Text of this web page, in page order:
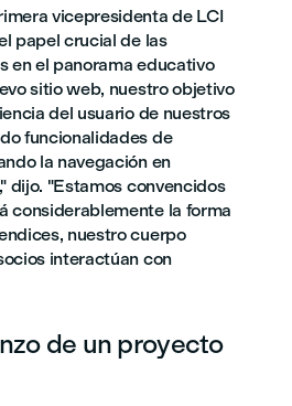
vicepresidenta de LCI
papel crucial de las
en el panorama educativo
sitio web, nuestro objetivo
del usuario de nuestros
funcionalidades de
la navegación en
dijo. "Estamos convencidos
considerablemente la forma
nuestro cuerpo
interactúan con
de un proyecto